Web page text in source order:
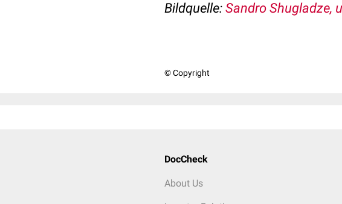
Bildquelle: Sandro Shugladze,
© Copyright
DocCheck
About Us